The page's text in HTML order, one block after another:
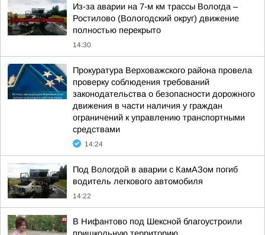
Из-за аварии на 7-м км трассы Вологда –
Ростилово (Вологодский округ) движение
полностью перекрыто
14:30
Прокуратура Верховажского района провела
проверку соблюдения требований
законодательства о безопасности дорожного
движения в части наличия у граждан
ограничений к управлению транспортными
средствами
14:24
Под Вологдой в аварии с КамАЗом погиб
водитель легкового автомобиля
14:22
В Нифантово под Шексной благоустроили